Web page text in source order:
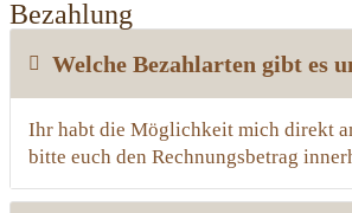
Bezahlung
Welche Bezahlarten gibt es
Ihr habt die Möglichkeit mich direkt
bitte euch den Rechnungsbetrag